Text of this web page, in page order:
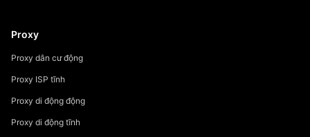
Proxy
Proxy dân cư động
Proxy ISP tĩnh
Proxy di động động
Proxy di động tĩnh